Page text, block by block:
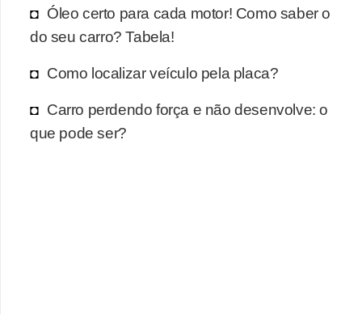
Óleo certo para cada motor! Como saber o
do seu carro? Tabela!
Como localizar veículo pela placa?
Carro perdendo força e não desenvolve: o
que pode ser?
r
o
D
i